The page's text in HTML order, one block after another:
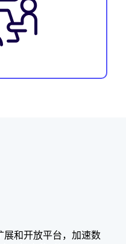
展和开放平台，加速数